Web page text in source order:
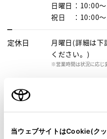
当ウェブサイトはCookie(クッ
日曜日 ：10:00
祝日
：10:00
定休日
月曜日(詳細は下
ください。)
※営業時間は状況に応じ
施設情報・